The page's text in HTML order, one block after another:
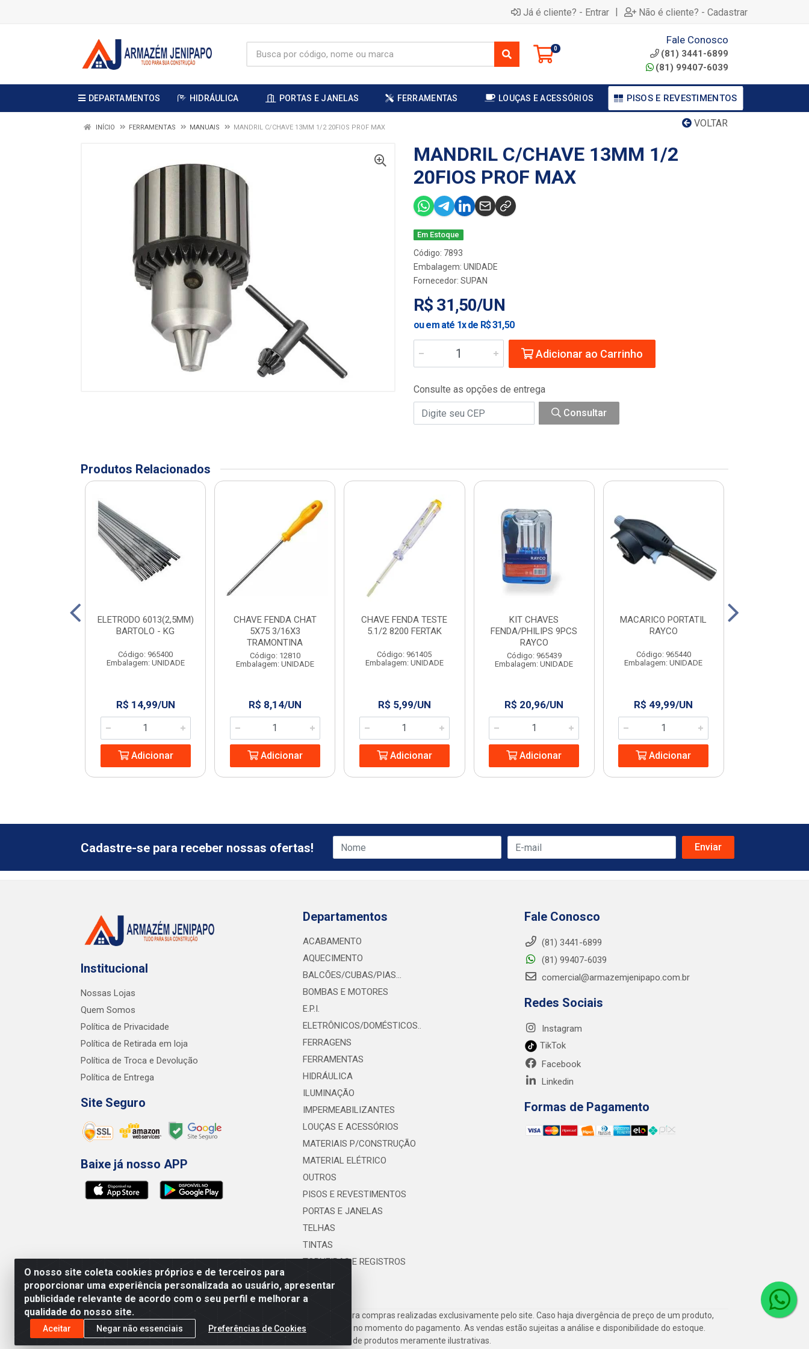
Já é cliente? - Entrar | Não é cliente? - Cadastrar
0
Fale Conosco
(81) 3441-6899
(81) 99407-6039
DEPARTAMENTOS HIDRÁULICA PORTAS E JANELAS FERRAMENTAS LOUÇAS E ACESSÓRIOS PISOS E REVESTIMENTOS
VOLTAR
INÍCIO FERRAMENTAS MANUAIS MANDRIL C/CHAVE 13MM 1/2 20FIOS PROF MAX
MANDRIL C/CHAVE 13MM 1/2
20FIOS PROF MAX
Em Estoque
Código: 7893
Embalagem: UNIDADE
Fornecedor: SUPAN
R$ 31,50/UN
ou em até 1x de R$ 31,50
Adicionar ao Carrinho
Consulte as opções de entrega
Consultar
Produtos Relacionados
ELETRODO 6013(2,5MM)
BARTOLO - KG
Código: 965400
Embalagem: UNIDADE
R$ 14,99/UN
Adicionar
CHAVE FENDA CHAT
5X75 3/16X3
TRAMONTINA
Código: 12810
Embalagem: UNIDADE
R$ 8,14/UN
Adicionar
CHAVE FENDA TESTE
5.1/2 8200 FERTAK
Código: 961405
Embalagem: UNIDADE
R$ 5,99/UN
Adicionar
KIT CHAVES
FENDA/PHILIPS 9PCS
RAYCO
Código: 965439
Embalagem: UNIDADE
R$ 20,96/UN
Adicionar
MACARICO PORTATIL
RAYCO
Código: 965440
Embalagem: UNIDADE
R$ 49,99/UN
Adicionar
O nosso site coleta cookies próprios e de terceiros para
proporcionar uma experiência personalizada ao usuário, apresentar
publicidade relevante de acordo com o seu perfil e melhorar a
qualidade do nosso site.
Aceitar Negar não essenciais Preferências de Cookies
Cadastre-se para receber nossas ofertas!
Institucional
Nossas Lojas
Quem Somos
Política de Privacidade
Política de Retirada em loja
Política de Troca e Devolução
Política de Entrega
Site Seguro
Baixe já nosso APP
Departamentos
ACABAMENTO
AQUECIMENTO
BALCÕES/CUBAS/PIAS...
BOMBAS E MOTORES
E.P.I.
ELETRÔNICOS/DOMÉSTICOS..
FERRAGENS
FERRAMENTAS
HIDRÁULICA
ILUMINAÇÃO
IMPERMEABILIZANTES
LOUÇAS E ACESSÓRIOS
MATERIAIS P/CONSTRUÇÃO
MATERIAL ELÉTRICO
OUTROS
PISOS E REVESTIMENTOS
PORTAS E JANELAS
TELHAS
TINTAS
TORNEIRAS E REGISTROS
Fale Conosco
(81) 3441-6899
(81) 99407-6039
comercial@armazemjenipapo.com.br
Redes Sociais
Instagram
TikTok
Facebook
Linkedin
Formas de Pagamento
Preços, promoções, condições de pagamento e frete são válidos para compras realizadas exclusivamente pelo site. Caso haja divergência de preço de um produto,
será válido o preço que for exibido no carrinho de compras do site no momento do pagamento. As vendas estão sujeitas a análise e disponibilidade do estoque.
Imagens de produtos meramente ilustrativas.